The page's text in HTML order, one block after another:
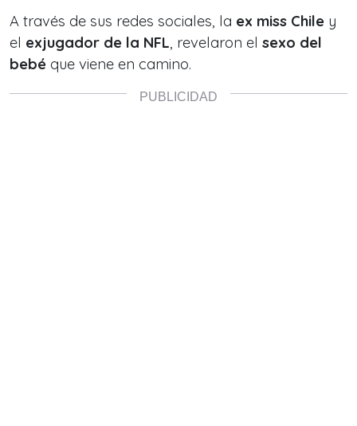
A través de sus redes sociales, la ex miss Chile y
el exjugador de la NFL, revelaron el sexo del
bebé que viene en camino.